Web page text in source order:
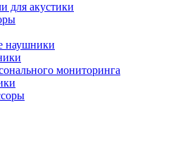
для акустики
наушники
мониторинга